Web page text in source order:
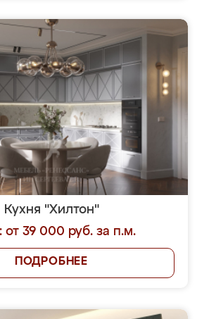
Кухня "Хилтон"
от 39 000 руб. за п.м.
ПОДРОБНЕЕ